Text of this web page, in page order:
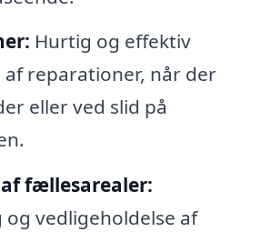
Hurtig og effektiv
reparationer, når der
eller ved slid på
fællesarealer:
vedligeholdelse af